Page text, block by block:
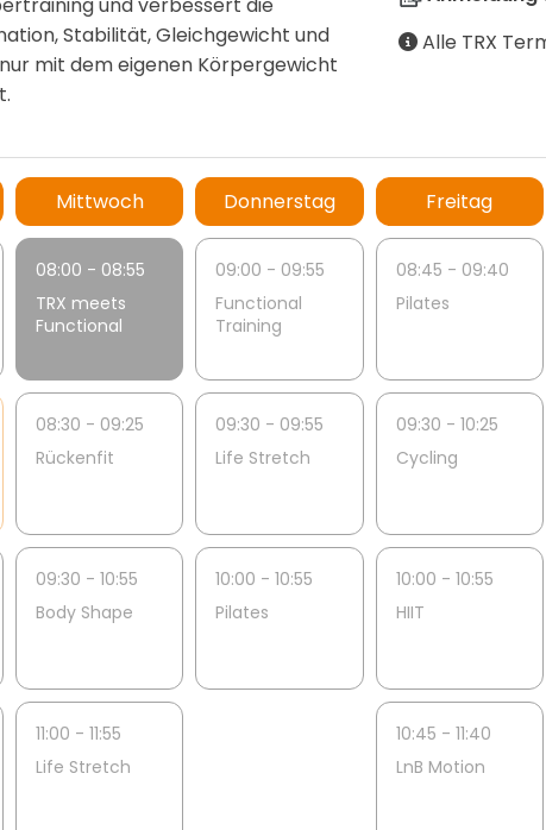
Stabilität, Gleichgewicht und
mit dem eigenen Körpergewicht
Alle TRX
Mittwoch
08:00 - 08:55
TRX meets
Functional
08:30 - 09:25
Rückenfit
09:30 - 10:55
Body Shape
11:00 - 11:55
Life Stretch
Donnerstag
09:00 - 09:55
Functional
Training
09:30 - 09:55
Life Stretch
10:00 - 10:55
Pilates
Freitag
08:45 - 09:40
Pilates
09:30 - 10:25
Cycling
10:00 - 10:55
HIIT
10:45 - 11:40
LnB Motion